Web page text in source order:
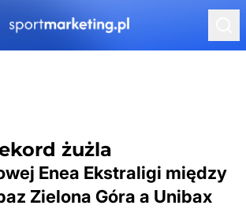
żużla
Enea Ekstraligi między
Zielona Góra a Unibax